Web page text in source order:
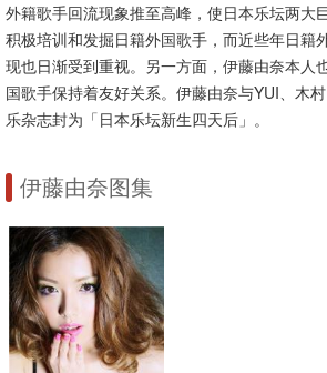
外籍歌手回流现象推至高峰，使日本乐坛两大
积极培训和发掘日籍外国歌手，而近些年日籍
现也日渐受到重视。另一方面，伊藤由奈本人
国歌手保持着友好关系。伊藤由奈与YUI、木
乐杂志封为「日本乐坛新生四天后」。
伊藤由奈图集